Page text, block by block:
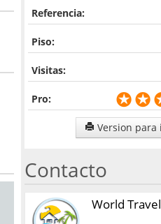
Referencia:
Piso:
Visitas:
Pro:
Version
Contacto
World